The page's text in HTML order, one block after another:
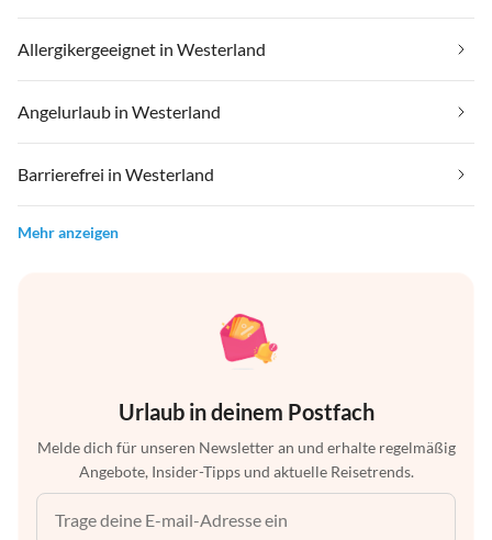
Allergikergeeignet in Westerland
Angelurlaub in Westerland
Barrierefrei in Westerland
Mehr anzeigen
Urlaub in deinem Postfach
Melde dich für unseren Newsletter an und erhalte regelmäßig
Angebote, Insider-Tipps und aktuelle Reisetrends.